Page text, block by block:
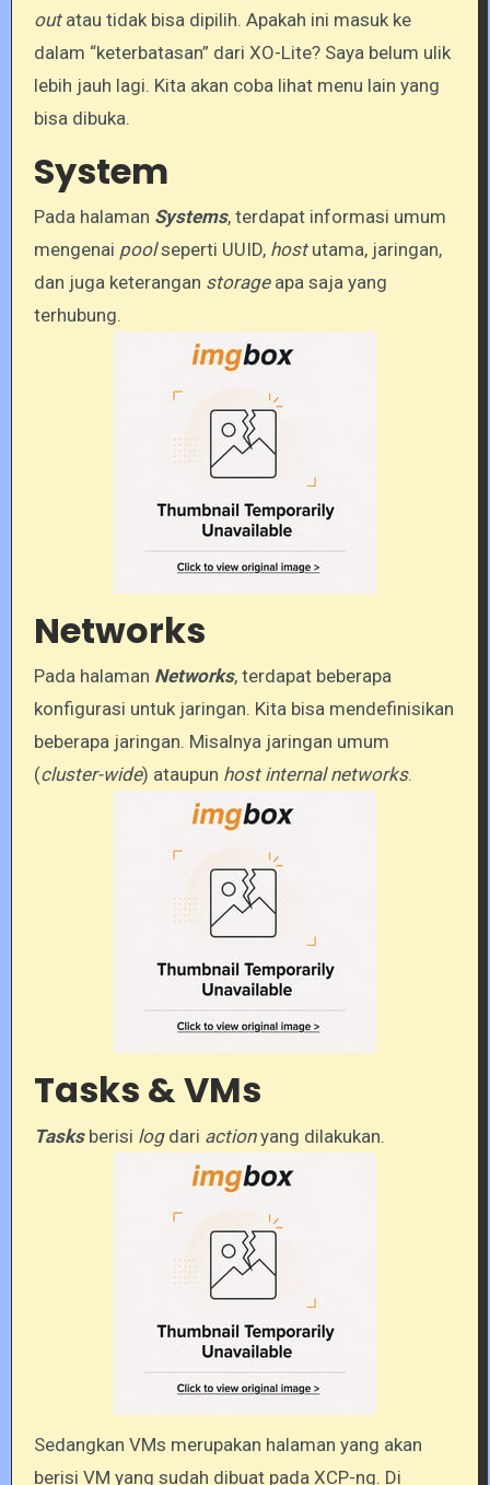
outatau tidak bisa dipilih. Apakah ini masuk ke
dalam “keterbatasan” dari XO-Lite? Saya belum ulik
lebih jauh lagi. Kita akan coba lihat menu lain yang
bisa dibuka.
System
Pada halaman Systems, terdapat informasi umum
mengenai poolseperti UUID, hostutama, jaringan,
dan juga keterangan storageapa saja yang
terhubung.
Networks
Pada halaman Networks, terdapat beberapa
konfigurasi untuk jaringan. Kita bisa mendefinisikan
beberapa jaringan. Misalnya jaringan umum
(cluster-wide) ataupun host internal networks.
Tasks & VMs
Tasksberisi logdari actionyang dilakukan.
Sedangkan VMs merupakan halaman yang akan
berisi VM yang sudah dibuat pada XCP-ng. Di